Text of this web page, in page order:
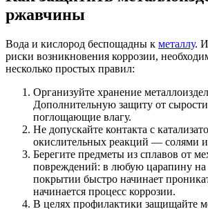
ржавчины
Вода и кислород беспощадны к металлу.
риски возникновения коррозии,
несколько простых правил:
Организуйте хранение
Дополнительную защиту от сырости
поглощающие влагу.
Не допускайте контакта с
окислительных реакций — солями и
Берегите предметы из сплавов от
повреждений: в любую царапину
покрытии быстро начинает
начинается процесс коррозии.
В целях профилактики защищайте